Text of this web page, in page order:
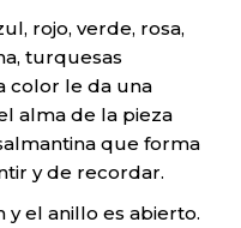
rojo, verde, rosa,
turquesas
color le da una
alma de la pieza
que forma
y de recordar.
y el anillo es abierto.